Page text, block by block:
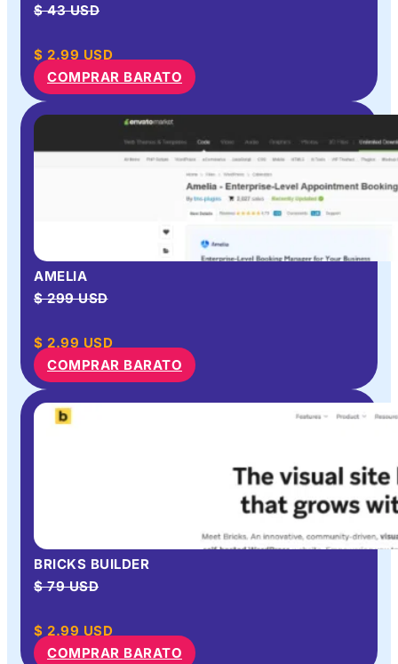
$ 43 USD
$ 2.99 USD
COMPRAR BARATO
AMELIA
$ 299 USD
$ 2.99 USD
COMPRAR BARATO
BRICKS BUILDER
$ 79 USD
$ 2.99 USD
COMPRAR BARATO